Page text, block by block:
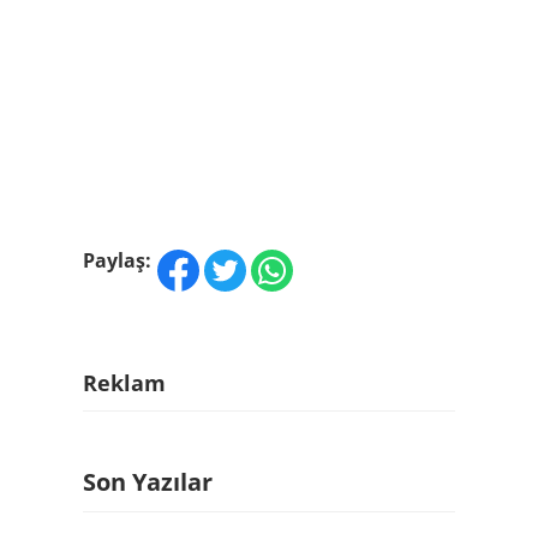
Paylaş:
Reklam
Son Yazılar